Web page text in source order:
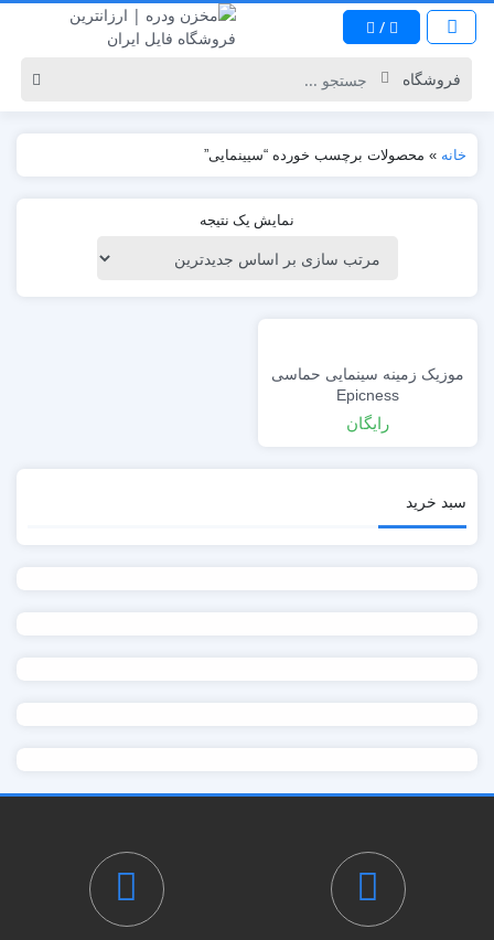
/
خانه » محصولات برچسب خورده “سیینمایی”
نمایش یک نتیجه
موزیک زمینه سینمایی حماسی
Epicness
رایگان
سبد خرید